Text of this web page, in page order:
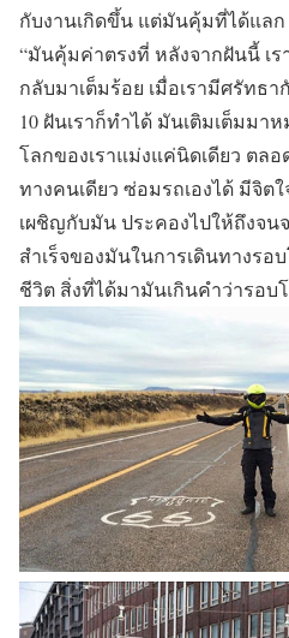
กับงานเกิดขึ้น แต่มันคุ้มที่ได้แลก
“มันคุ้มค่าตรงที่ หลังจากฝันนี้ เร
กลับมาเต็มร้อย เมื่อเรามีศรัทธา
10 ฝันเราก็ทำได้ มันเติมเต็มมา
โลกของเราแม่งแค่นิดเดียว ตลอ
ทางคนเดียว ซ่อมรถเองได้ มีจิ
เผชิญกับมัน ประคองไปให้ถึงจ
สำเร็จของมันในการเดินทางร
ชีวิต สิ่งที่ได้มามันเกินคำว่ารอบ